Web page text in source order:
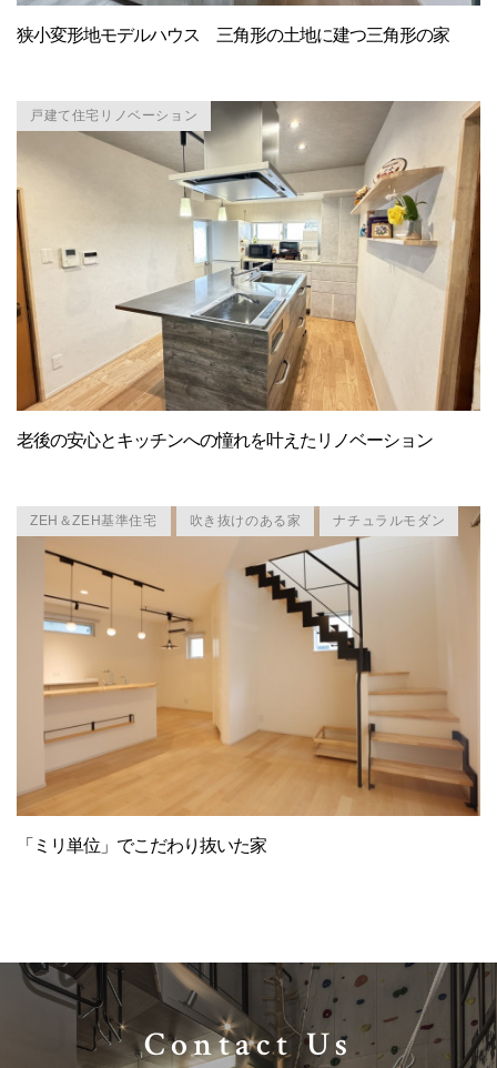
狭小変形地モデルハウス 三角形の土地に建つ三角形の家
戸建て住宅リノベーション
老後の安心とキッチンへの憧れを叶えたリノベーション
ZEH＆ZEH基準住宅 吹き抜けのある家 ナチュラルモダン
「ミリ単位」でこだわり抜いた家
Contact Us